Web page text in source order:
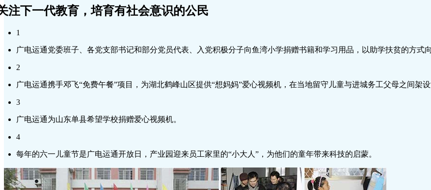
注下一代教育，培育有社会意识的公民
1
广电运通党委班子、各党支部书记和部分党员代表、入党积极分子向鱼湾小学捐赠书籍和学习用品，以助学扶贫的方式
2
广电运通携手邓飞“免费午餐”项目，为湖北鹤峰山区提供“想妈妈”爱心视频机，在当地留守儿童与进城务工父母之间架设
3
广电运通为山东单县希望学校捐赠爱心视频机。
4
每年的六一儿童节是广电运通开放日，产业园迎来员工家里的“小大人”，为他们的童年带来科技的启蒙。